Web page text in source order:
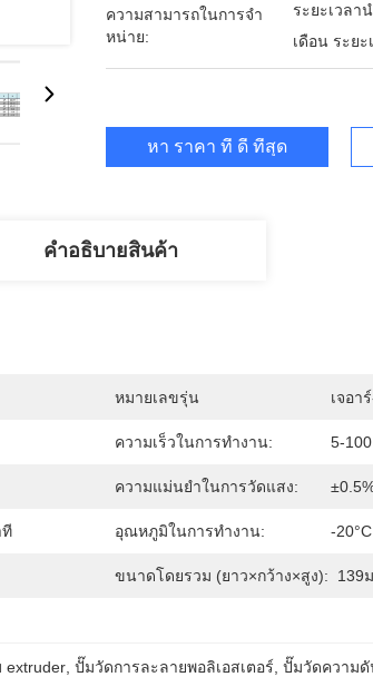
ความสามารถในการจํา
หน่าย:
ระยะเวลา
เดือน ระย
หา ราคา ที่ ดี ที่สุด
คําอธิบายสินค้า
หมายเลขรุ่น เจอา
ความเร็วในการทำงาน: 5-
ความแม่นยำในการวัดแสง:
ที อุณหภูมิในการทำงาน: -
ขนาดโดยรวม (ยาว×กว้าง×สูง): 139
extruder , ปั๊มวัดการละลายพอลิเอสเตอร์ , ปั๊มวัดความ